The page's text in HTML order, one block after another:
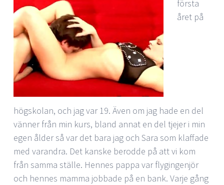
första
året på
högskolan, och jag var 19. Även om jag hade en del
vänner från min kurs, bland annat en del tjejer i min
egen ålder så var det bara jag och Sara som klaffade
med varandra. Det kanske berodde på att vi kom
från samma ställe. Hennes pappa var flygingenjör
och hennes mamma jobbade på en bank. Varje gång